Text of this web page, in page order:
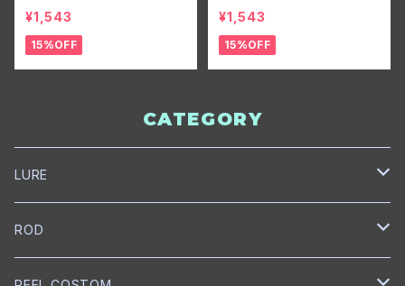
ダブルウィロー
¥1,543
15%OFF
タンデムウィロー
¥1,543
15%OFF
CATEGORY
LURE
NORIES
トップウォーター
ROD